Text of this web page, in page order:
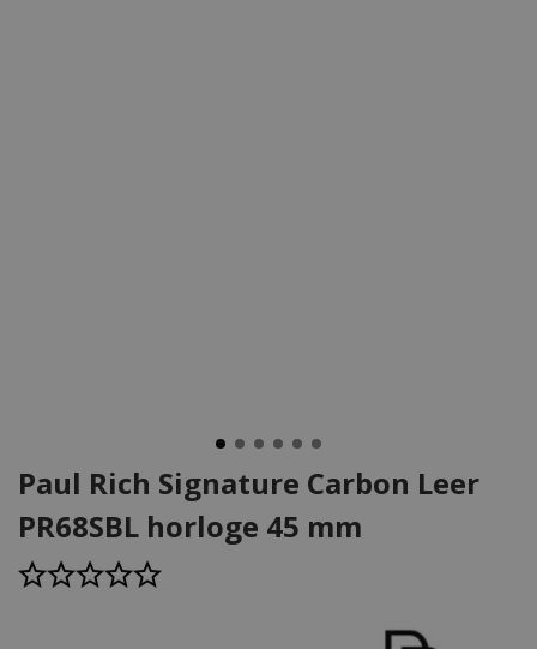
Paul Rich Signature Carbon Leer
PR68SBL horloge 45 mm